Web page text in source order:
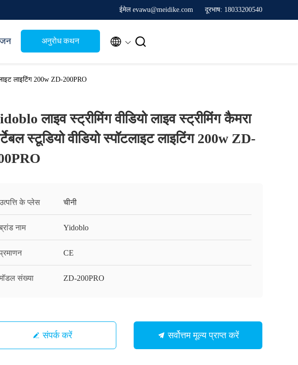
ईमेल evawu@meidike.com दूरभाष: 18033200540
अनुरोध कथन  
लाइटिंग 200w ZD-200PRO
लाइव स्ट्रीमिंग वीडियो लाइव स्ट्रीमिंग कैमरा
स्टूडियो वीडियो स्पॉटलाइट लाइटिंग 200w ZD-
के प्लेस चीनी
नाम Yidoblo
CE
संख्या ZD-200PRO
संपर्क करें सर्वोत्तम मूल्य प्राप्त करें